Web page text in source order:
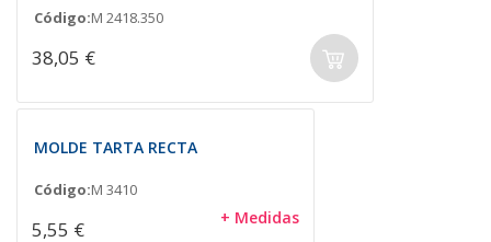
Código:M 2418.350
38,05 €
MOLDE TARTA RECTA
Código:M 3410
5,55 € + Medidas